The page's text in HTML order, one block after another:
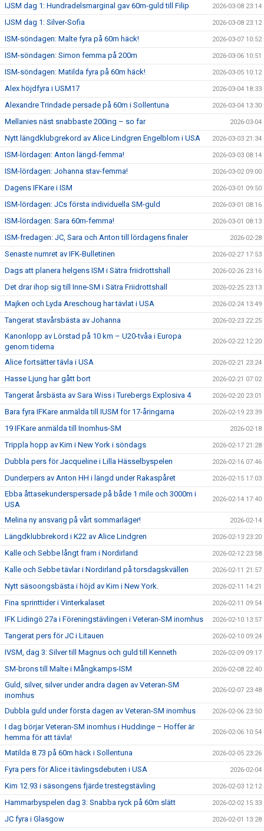
IJSM dag 1: Hundradelsmarginal gav 60m-guld till Filip 2026-03-08 23:14
IJSM dag 1: Silver-Sofia 2026-03-08 23:12
ISM-söndagen: Malte fyra på 60m häck! 2026-03-07 10:52
ISM-söndagen: Simon femma på 200m 2026-03-06 10:51
ISM-söndagen: Matilda fyra på 60m häck! 2026-03-05 10:12
Alex höjdfyra i USM17 2026-03-04 18:33
Alexandre Trindade persade på 60m i Sollentuna 2026-03-04 13:30
Mellanies näst snabbaste 200ing – so far 2026-03-04
Nytt längdklubgrekord av Alice Lindgren Engelblom i USA 2026-03-03 21:34
ISM-lördagen: Anton längd-femma! 2026-03-03 08:14
ISM-lördagen: Johanna stav-femma! 2026-03-02 09:00
Dagens IFKare i ISM 2026-03-01 09:50
ISM-lördagen: JCs första individuella SM-guld 2026-03-01 08:16
ISM-lördagen: Sara 60m-femma! 2026-03-01 08:13
ISM-fredagen: JC, Sara och Anton till lördagens finaler 2026-02-28
Senaste numret av IFK-Bulletinen 2026-02-27 17:53
Dags att planera helgens ISM i Sätra friidrottshall 2026-02-26 23:16
Det drar ihop sig till Inne-SM i Sätra Friidrottshall 2026-02-25 23:13
Majken och Lyda Areschoug har tävlat i USA 2026-02-24 13:49
Tangerat stavårsbästa av Johanna 2026-02-23 22:25
Kanonlopp av Lörstad på 10 km – U20-tvåa i Europa
genom tiderna
2026-02-22 12:20
Alice fortsätter tävla i USA 2026-02-21 23:24
Hasse Ljung har gått bort 2026-02-21 07:02
Tangerat årsbästa av Sara Wiss i Turebergs Explosiva 4 2026-02-20 23:01
Bara fyra IFKare anmälda till IUSM för 17-åringarna 2026-02-19 23:39
19 IFKare anmälda till Inomhus-SM 2026-02-18
Trippla hopp av Kim i New York i söndags 2026-02-17 21:28
Dubbla pers för Jacqueline i Lilla Hässelbyspelen 2026-02-16 07:46
Dunderpers av Anton HH i längd under Rakaspåret 2026-02-15 17:03
Ebba åttasekunderspersade på både 1 mile och 3000m i
USA
2026-02-14 17:40
Melina ny ansvarig på vårt sommarläger! 2026-02-14
Längdklubbrekord i K22 av Alice Lindgren 2026-02-13 23:20
Kalle och Sebbe långt fram i Nordirland 2026-02-12 23:58
Kalle och Sebbe tävlar i Nordirland på torsdagskvällen 2026-02-11 21:57
Nytt säsoongsbästa i höjd av Kim i New York. 2026-02-11 14:21
Fina sprinttider i Vinterkalaset 2026-02-11 09:54
IFK Lidingö 27a i Föreningstävlingen i Veteran-SM inomhus 2026-02-10 13:57
Tangerat pers för JC i Litauen 2026-02-10 09:24
IVSM, dag 3: Silver till Magnus och guld till Kenneth 2026-02-09 09:17
SM-brons till Malte i Mångkamps-ISM 2026-02-08 22:40
Guld, silver, silver under andra dagen av Veteran-SM
inomhus
2026-02-07 23:48
Dubbla guld under första dagen av Veteran-SM inomhus 2026-02-06 23:50
I dag börjar Veteran-SM inomhus i Huddinge – Hoffer är
hemma för att tävla!
2026-02-06 10:54
Matilda 8.73 på 60m häck i Sollentuna 2026-02-05 23:26
Fyra pers för Alice i tävlingsdebuten i USA 2026-02-04
Kim 12.93 i säsongens fjärde trestegstävling 2026-02-03 12:12
Hammarbyspelen dag 3: Snabba ryck på 60m slätt 2026-02-02 15:33
JC fyra i Glasgow 2026-02-01 13:28